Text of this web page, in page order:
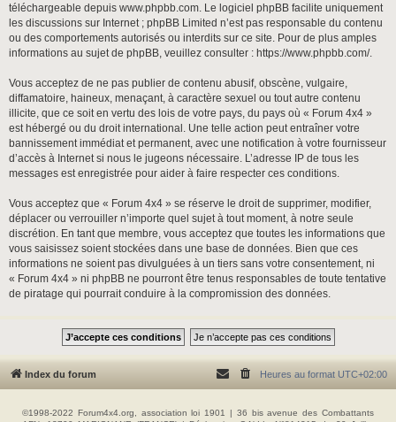
téléchargeable depuis www.phpbb.com. Le logiciel phpBB facilite uniquement
les discussions sur Internet ; phpBB Limited n’est pas responsable du contenu
ou des comportements autorisés ou interdits sur ce site. Pour de plus amples
informations au sujet de phpBB, veuillez consulter : https://www.phpbb.com/.
Vous acceptez de ne pas publier de contenu abusif, obscène, vulgaire,
diffamatoire, haineux, menaçant, à caractère sexuel ou tout autre contenu
illicite, que ce soit en vertu des lois de votre pays, du pays où « Forum 4x4 »
est hébergé ou du droit international. Une telle action peut entraîner votre
bannissement immédiat et permanent, avec une notification à votre fournisseur
d’accès à Internet si nous le jugeons nécessaire. L’adresse IP de tous les
messages est enregistrée pour aider à faire respecter ces conditions.
Vous acceptez que « Forum 4x4 » se réserve le droit de supprimer, modifier,
déplacer ou verrouiller n’importe quel sujet à tout moment, à notre seule
discrétion. En tant que membre, vous acceptez que toutes les informations que
vous saisissez soient stockées dans une base de données. Bien que ces
informations ne soient pas divulguées à un tiers sans votre consentement, ni
« Forum 4x4 » ni phpBB ne pourront être tenus responsables de toute tentative
de piratage qui pourrait conduire à la compromission des données.
Index du forum Heures au format UTC+02:00
©1998-2022 Forum4x4.org, association loi 1901 | 36 bis avenue des Combattants